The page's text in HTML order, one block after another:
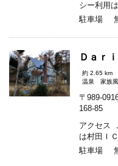
シー利用
駐車場
Ｄａｒｉ
約 2.65 km
温泉
家族
〒989-
168-85
アクセス
は村田Ｉ
駐車場